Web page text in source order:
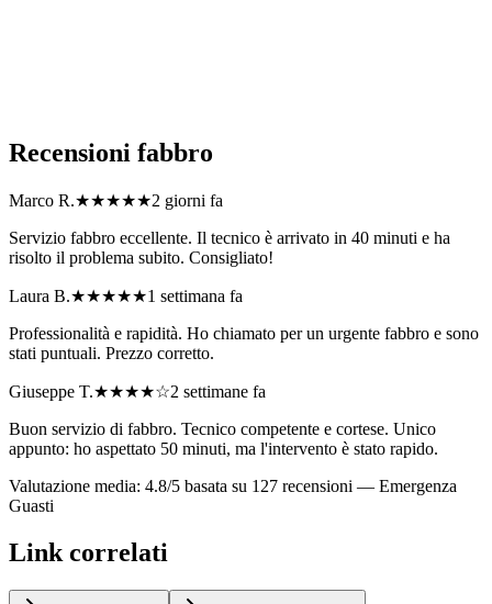
Recensioni fabbro
Marco R.★★★★★2 giorni fa
Servizio fabbro eccellente. Il tecnico è arrivato in 40 minuti e ha
risolto il problema subito. Consigliato!
Laura B.★★★★★1 settimana fa
Professionalità e rapidità. Ho chiamato per un urgente fabbro e sono
stati puntuali. Prezzo corretto.
Giuseppe T.★★★★☆2 settimane fa
Buon servizio di fabbro. Tecnico competente e cortese. Unico
appunto: ho aspettato 50 minuti, ma l'intervento è stato rapido.
Valutazione media: 4.8/5 basata su 127 recensioni — Emergenza
Guasti
Link correlati